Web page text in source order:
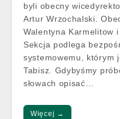
byli obecny
Artur Wrzochalski.
Walentyna Karmelitow
Sekcja podlega
systemowemu, którym
Tabisz. Gdybyśmy
słowach opisać…
Więcej →